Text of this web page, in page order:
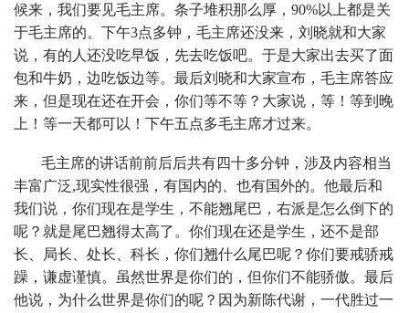
候来，我们要见毛主席。条子堆积那么厚，90%以上都是关
于毛主席的。下午3点多钟，毛主席还没来，刘晓就和大家
说，有的人还没吃早饭，先去吃饭吧。于是大家出去买了面
包和牛奶，边吃饭边等。最后刘晓和大家宣布，毛主席答应
来，但是现在还在开会，你们等不等？大家说，等！等到晚
上！等一天都可以！下午五点多毛主席才过来。
毛主席的讲话前前后后共有四十多分钟，涉及内容相当
丰富广泛,现实性很强，有国内的、也有国外的。他最后和
我们说，你们现在是学生，不能翘尾巴，右派是怎么倒下的
呢？就是尾巴翘得太高了。你们现在还是学生，还不是部
长、局长、处长、科长，你们翘什么尾巴呢？你们要戒骄戒
躁，谦虚谨慎。虽然世界是你们的，但你们不能骄傲。最后
他说，为什么世界是你们的呢？因为新陈代谢，一代胜过一